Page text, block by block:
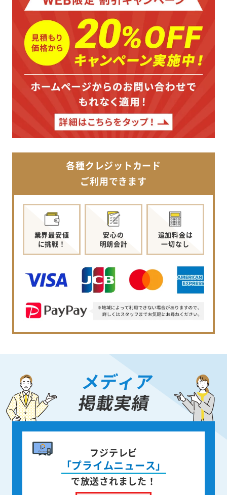
各種クレジットカード
ご利用できます
業界最安値
に挑戦！
安心の
明朗会計
追加料金は
一切なし
メディア
掲載実績
書籍出版
身近な人が
亡くなった後の遺品整理
を出版しました！